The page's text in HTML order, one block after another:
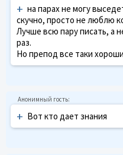
+ на парах не могу
скучно, просто не люблю
Лучше всю пару писать, а
раз.
Но препод все таки
+ Вот кто дает знания